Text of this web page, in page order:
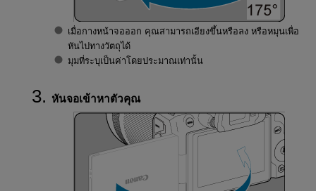
เมื่อกางหน้าจอออก คุณสามารถเอียงขึ้นหรือลง หรือหมุนเพื่อ
หันไปทางวัตถุได้
มุมที่ระบุเป็นค่าโดยประมาณเท่านั้น
หันจอเข้าหาตัวคุณ